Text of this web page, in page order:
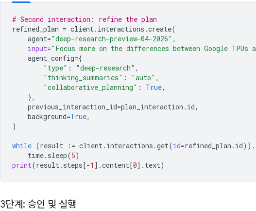
# Second interaction: refine the plan
refined_plan = client. interactions .create(
agent="deep-research-preview-04-2026" ,
input="Focus more on the differences between Google
agent_config={
"type" : "deep-research" ,
"thinking_summaries" : "auto" ,
"collaborative_planning" : True,
},
previous_interaction_id=plan_interaction . id,
background=True,
)
while (result := client. interactions .get(id=refined_plan . id)) .
time. sleep(5)
print(result. steps[-1 ] .content[0] . text)
3단계: 승인 및 실행